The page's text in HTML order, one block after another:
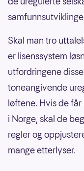
Skal man tro
er lisenssystem
utfordringene
toneangivende
løftene. Hvis de
i Norge, skal de
regler og
mange etterlyser.